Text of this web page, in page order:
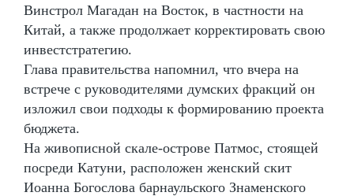
Винстрол Магадан на Восток, в частности на
Китай, а также продолжает корректировать свою
инвестстратегию.
Глава правительства напомнил, что вчера на
встрече с руководителями думских фракций он
изложил свои подходы к формированию проекта
бюджета.
На живописной скале-острове Патмос, стоящей
посреди Катуни, расположен женский скит
Иоанна Богослова барнаульского Знаменского